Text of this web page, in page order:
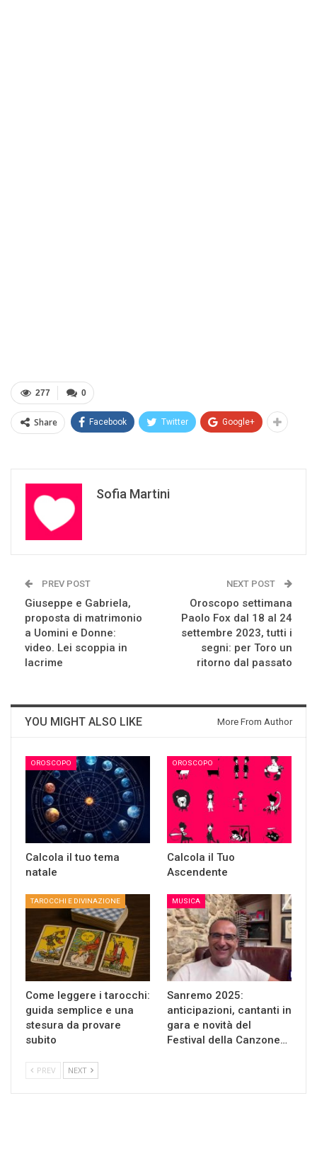
0
277
Share Facebook Twitter Google+
Sofia Martini
PREV POST
Giuseppe e Gabriela,
proposta di matrimonio
a Uomini e Donne:
video. Lei scoppia in
lacrime
NEXT POST
Oroscopo settimana
Paolo Fox dal 18 al 24
settembre 2023, tutti i
segni: per Toro un
ritorno dal passato
YOU MIGHT ALSO LIKE More From Author
OROSCOPO
Calcola il tuo tema
natale
OROSCOPO
Calcola il Tuo
Ascendente
TAROCCHI E DIVINAZIONE
Come leggere i tarocchi:
guida semplice e una
stesura da provare
subito
MUSICA
Sanremo 2025:
anticipazioni, cantanti in
gara e novità del
Festival della Canzone…
PREV NEXT